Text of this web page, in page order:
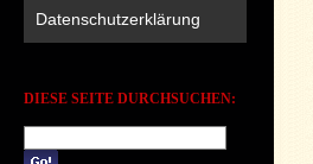
Datenschutzerklärung
DIESE SEITE DURCHSUCHEN: